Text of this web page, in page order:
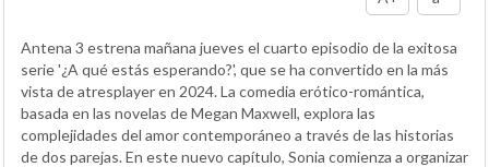
Antena 3 estrena mañana jueves el cuarto episodio de la exitosa
serie '¿A qué estás esperando?', que se ha convertido en la más
vista de atresplayer en 2024. La comedia erótico-romántica,
basada en las novelas de Megan Maxwell, explora las
complejidades del amor contemporáneo a través de las historias
de dos parejas. En este nuevo capítulo, Sonia comienza a organizar